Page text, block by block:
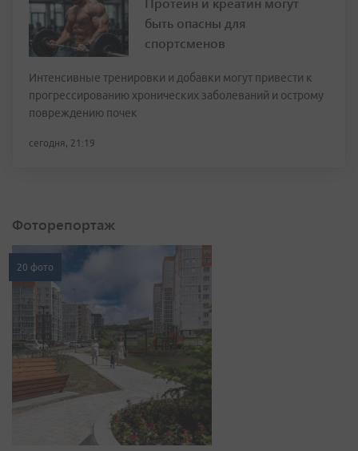
быть опасны для
спортсменов
Интенсивные тренировки и добавки могут привести к
прогрессированию хронических заболеваний и острому
повреждению почек
сегодня, 21:19
Фоторепортаж
20 фото